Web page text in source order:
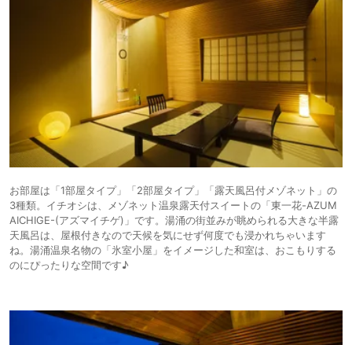
お部屋は「1部屋タイプ」「2部屋タイプ」「露天風呂付メゾネット」の
3種類。イチオシは、メゾネット温泉露天付スイートの「東一花-AZUM
AICHIGE-(アズマイチゲ)」です。湯涌の街並みが眺められる大きな半露
天風呂は、屋根付きなので天候を気にせず何度でも浸かれちゃいます
ね。湯涌温泉名物の「氷室小屋」をイメージした和室は、おこもりする
のにぴったりな空間です♪